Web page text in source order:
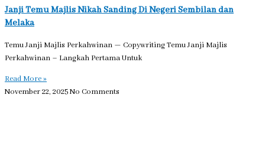
Janji Temu Majlis Nikah Sanding Di Negeri Sembilan dan
Melaka
Temu Janji Majlis Perkahwinan — Copywriting Temu Janji Majlis
Perkahwinan – Langkah Pertama Untuk
Read More »
November 22, 2025No Comments